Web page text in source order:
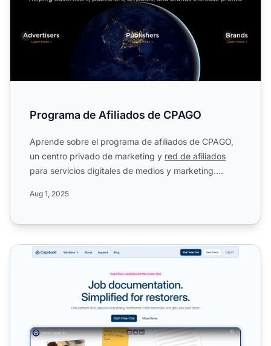
Programa de Afiliados de CPAGO
Aprende sobre el programa de afiliados de CPAGO,
un centro privado de marketing y red de afiliados
para servicios digitales de medios y marketing.
Aug 1, 2025
Programa de Afiliados de CPABuild